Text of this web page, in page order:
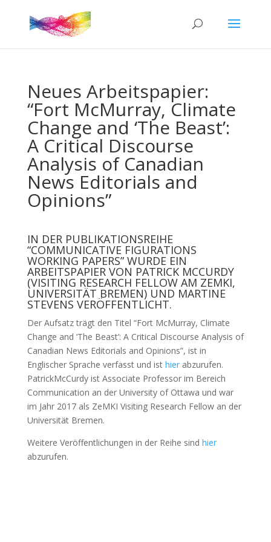
Neues Arbeitspapier:
“Fort McMurray, Climate
Change and ‘The Beast’:
A Critical Discourse
Analysis of Canadian
News Editorials and
Opinions”
IN DER PUBLIKATIONSREIHE
“COMMUNICATIVE FIGURATIONS
WORKING PAPERS” WURDE EIN
ARBEITSPAPIER VON PATRICK MCCURDY
(VISITING RESEARCH FELLOW AM ZEMKI,
UNIVERSITÄT BREMEN) UND MARTINE
STEVENS VERÖFFENTLICHT.
Der Aufsatz trägt den Titel “Fort McMurray, Climate
Change and ‘The Beast’: A Critical Discourse Analysis of
Canadian News Editorials and Opinions”, ist in
Englischer Sprache verfasst und ist hierabzurufen.
PatrickMcCurdy ist Associate Professor im Bereich
Communication an der University of Ottawa und war
im Jahr 2017 als ZeMKI Visiting Research Fellow an der
Universität Bremen.
Weitere Veröffentlichungen in der Reihe sind hier
abzurufen.